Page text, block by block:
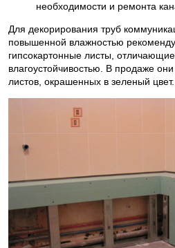
необходимости и ремонта
Для декорирования труб
повышенной влажностью
гипсокартонные листы,
влагоустойчивостью. В продаже
листов, окрашенных в зеленый цвет.